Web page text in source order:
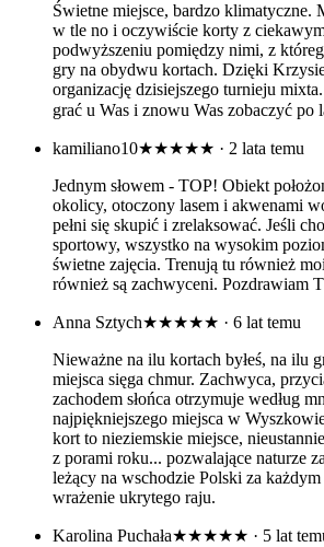
Świetne miejsce, bardzo klimatyczne.
w tle no i oczywiście korty z
podwyższeniu pomiędzy nimi, z
gry na obydwu kortach. Dzięki
organizację dzisiejszego turnieju
grać u Was i znowu Was zobaczyć po
kamiliano10★★★★★ · 2 lata temu
Jednym słowem - TOP! Obiekt
okolicy, otoczony lasem i akwenami
pełni się skupić i zrelaksować. Jeśli
sportowy, wszystko na wysokim
świetne zajęcia. Trenują tu również
również są zachwyceni. Pozdrawiam
Anna Sztych★★★★★ · 6 lat temu
Nieważne na ilu kortach byłeś, na ilu
miejsca sięga chmur. Zachwyca,
zachodem słońca otrzymuje według
najpiękniejszego miejsca w
kort to nieziemskie miejsce,
z porami roku... pozwalające naturze
leżący na wschodzie Polski za każdym
wrażenie ukrytego raju.
Karolina Puchała★★★★★ · 5 lat